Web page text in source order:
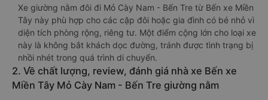
Xe giường nằm đôi đi Mỏ Cày Nam - Bến Tre từ Bến xe Miền
Tây này phù hợp cho các cặp đôi hoặc gia đình có bé nhỏ vì
diện tích phòng rộng, riêng tư. Một điểm cộng lớn cho loại xe
này là không bắt khách dọc đường, tránh được tình trạng bị
nhồi nhét trong quá trình di chuyển.
2. Về chất lượng, review, đánh giá nhà xe Bến xe
Miền Tây Mỏ Cày Nam - Bến Tre giường nằm